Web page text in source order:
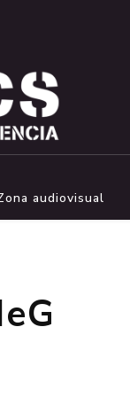
audiovisual